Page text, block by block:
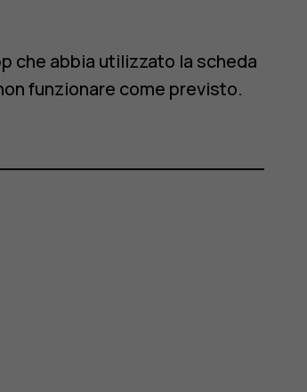
che abbia utilizzato la scheda
funzionare come previsto.